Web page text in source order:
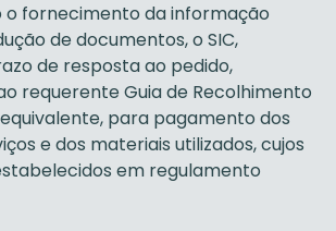
o fornecimento da informação
de documentos, o SIC,
de resposta ao pedido,
requerente Guia de Recolhimento
para pagamento dos
e dos materiais utilizados, cujos
em regulamento